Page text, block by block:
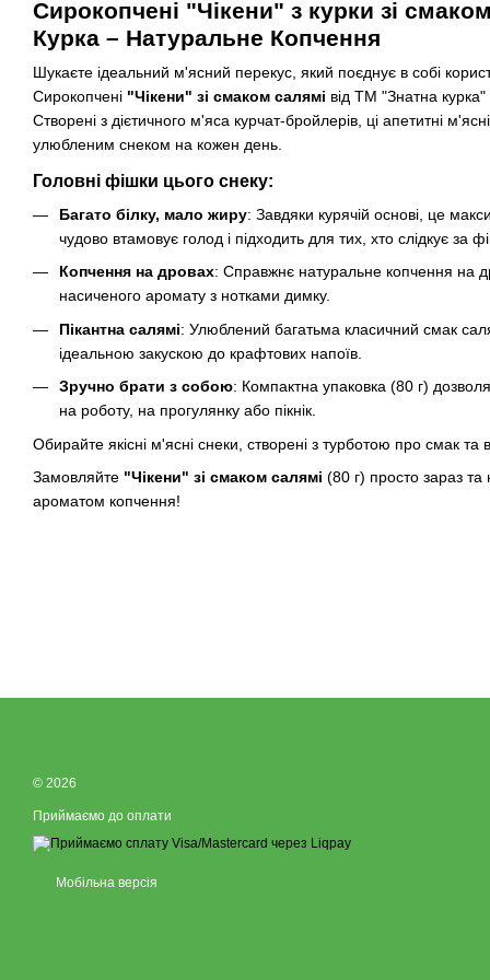
Сирокопчені "Чікени" з курки зі
Курка – Натуральне Копчення
Шукаєте ідеальний м'ясний перекус, який поєднує в собі
Сирокопчені "Чікени" зі смаком салямі від ТМ "Знатна
Створені з дієтичного м'яса курчат-бройлерів, ці апетитні
улюбленим снеком на кожен день.
Головні фішки цього снеку:
Багато білку, мало жиру: Завдяки курячій основі, це
чудово втамовує голод і підходить для тих, хто слідкує за
Копчення на дровах: Справжнє натуральне копчення на
насиченого аромату з нотками димку.
Пікантна салямі: Улюблений багатьма класичний смак
ідеальною закускою до крафтових напоїв.
Зручно брати з собою: Компактна упаковка (80 г)
на роботу, на прогулянку або пікнік.
Обирайте якісні м'ясні снеки, створені з турботою про смак
Замовляйте "Чікени" зі смаком салямі (80 г) просто зараз
ароматом копчення!
© 2026
Приймаємо до оплати
Мобільна версія